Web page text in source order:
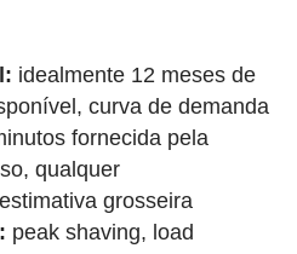
idealmente 12 meses de
curva de demanda
fornecida pela
qualquer
grosseira
peak shaving, load